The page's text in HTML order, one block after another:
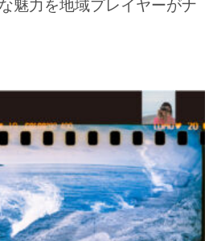
魅力を地域プレイヤーがナ